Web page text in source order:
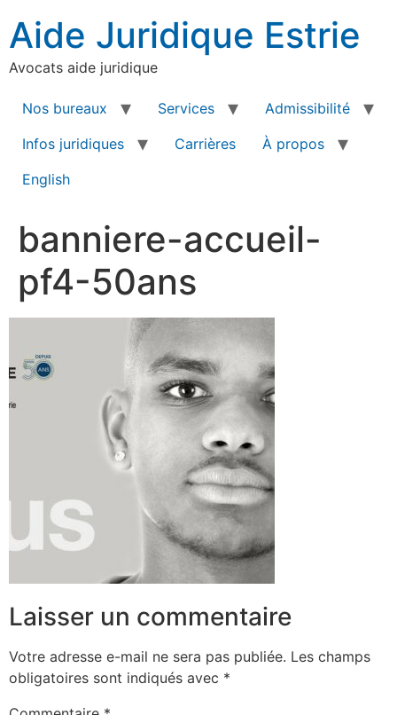
Aide Juridique Estrie
Avocats aide juridique
Nos bureaux Services
Admissibilité
Infos juridiques
Carrières
À propos
English
banniere-accueil-
pf4-50ans
Laisser un commentaire
Votre adresse e-mail ne sera pas publiée. Les champs
obligatoires sont indiqués avec *